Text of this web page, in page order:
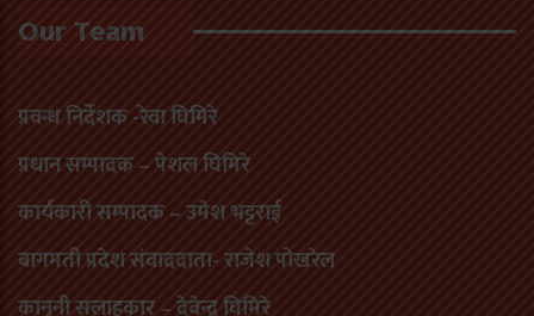
Our Team
प्रवन्ध निर्देशक -रेवा घिमिरे
प्रधान सम्पादक – पेशल घिमिरे
कार्यकारी सम्पादक – उमेश भट्टराई
बागमती प्रदेश संवाददाता- राजेश पोखरेल
कानुनी सलाहकार – देवेन्द्र घिमिरे